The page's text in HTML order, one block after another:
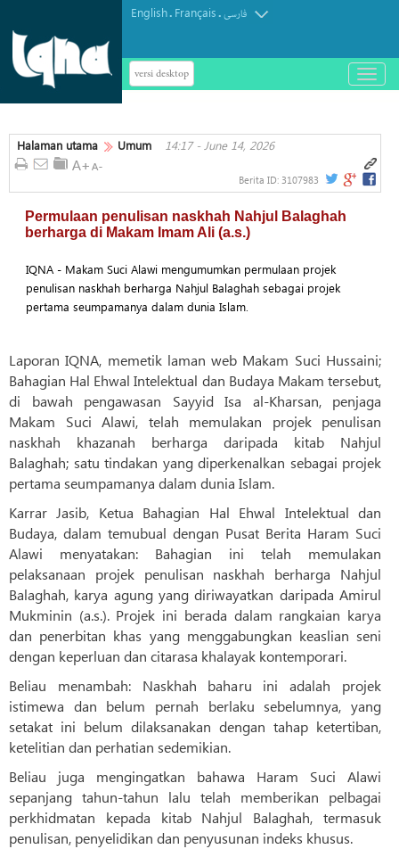
English. Français.فارسی
versi desktop
باز
و
کردن
Halaman utama Umum 14:17 - June 14, 2026
Berita ID: 3107983
Permulaan penulisan naskhah Nahjul Balaghah
berharga di Makam Imam Ali (a.s.)
IQNA - Makam Suci Alawi mengumumkan permulaan projek
penulisan naskhah berharga Nahjul Balaghah sebagai projek
pertama seumpamanya dalam dunia Islam.
Laporan IQNA, memetik laman web Makam Suci Hussaini;
Bahagian Hal Ehwal Intelektual dan Budaya Makam tersebut,
di bawah pengawasan Sayyid Isa al-Kharsan, penjaga
Makam Suci Alawi, telah memulakan projek penulisan
naskhah khazanah berharga daripada kitab Nahjul
Balaghah; satu tindakan yang diperkenalkan sebagai projek
pertama seumpamanya dalam dunia Islam.
Karrar Jasib, Ketua Bahagian Hal Ehwal Intelektual dan
Budaya, dalam temubual dengan Pusat Berita Haram Suci
Alawi menyatakan: Bahagian ini telah memulakan
pelaksanaan projek penulisan naskhah berharga Nahjul
Balaghah, karya agung yang diriwayatkan daripada Amirul
Mukminin (a.s.). Projek ini berada dalam rangkaian karya
dan penerbitan khas yang menggabungkan keaslian seni
dengan keperluan dan citarasa khalayak kontemporari.
Beliau menambah: Naskhah baharu ini adalah projek
istimewa dan belum pernah berlaku sebelumnya, yang
setakat ini belum dilaksanakan dengan tahap ketertiban,
ketelitian dan perhatian sedemikian.
Beliau juga mengingatkan bahawa Haram Suci Alawi
sepanjang tahun-tahun lalu telah memberikan pelbagai
perkhidmatan kepada kitab Nahjul Balaghah, termasuk
penulisan, penyelidikan dan penyusunan indeks khusus.